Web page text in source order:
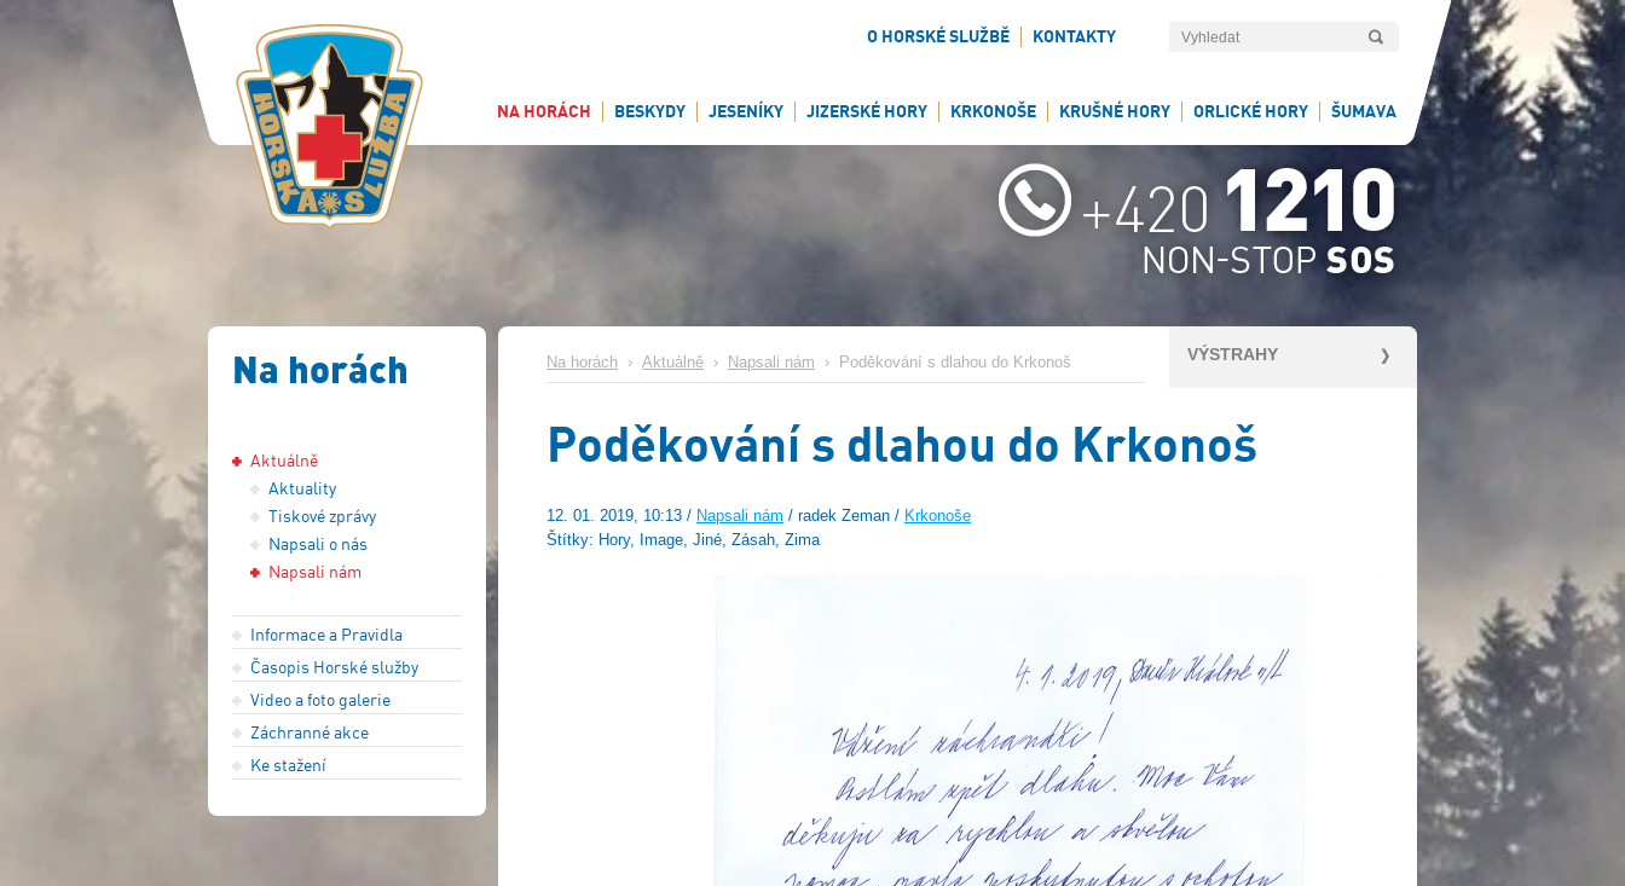
O HORSKÉ SLUŽBĚ KONTAKTY
NA HORÁCH BESKYDY JESENÍKY JIZERSKÉ HORY KRKONOŠE KRUŠNÉ HORY ORLICKÉ HORY ŠUMAVA
Na horách
Aktuálně
Aktuality
Tiskové zprávy
Napsali o nás
Napsali nám
Informace a Pravidla
Časopis Horské služby
Video a foto galerie
Záchranné akce
Ke stažení
VÝSTRAHY
Na horách › Aktuálně › Napsali nám › Poděkování s dlahou do Krkonoš
Poděkování s dlahou do Krkonoš
12. 01. 2019, 10:13 / Napsali nám / radek Zeman / Krkonoše
Štítky: Hory, Image, Jiné, Zásah, Zima